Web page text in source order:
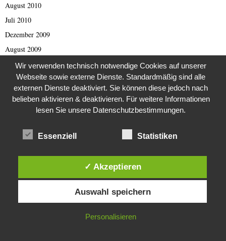
August 2010
Juli 2010
Dezember 2009
August 2009
März 2009
September 2001
Oktober 1998
August 1997
Februar 1993
August 1984
Diese Website verwendet Cookies. Durch die weitere Nutzung dieser
Website stimmst du der Verwendung von Cookies zu.
IN ORDNUNG
Wir verwenden technisch notwendige Cookies auf unserer
Webseite sowie externe Dienste. Standardmäßig sind alle
externen Dienste deaktiviert. Sie können diese jedoch nach
belieben aktivieren & deaktivieren. Für weitere Informationen
lesen Sie unsere Datenschutzbestimmungen.
Essenziell Statistiken
✓ Akzeptieren
Auswahl speichern
Personalisieren